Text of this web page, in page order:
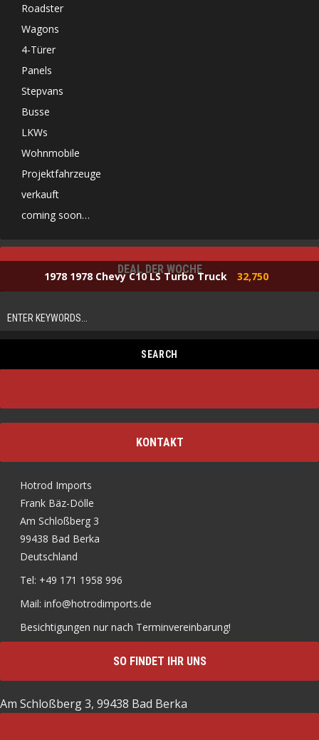
Roadster
Wagons
4-Türer
Panels
Stepvans
Busse
LKWs
Wohnmobile
Projektfahrzeuge
verkauft
coming soon…
DEAL DER WOCHE
1978 1978 Chevy C10 LS Turbo Truck 32,750
KONTAKT
Hotrod Imports
Frank Bäz-Dölle
Am Schloßberg 3
99438 Bad Berka
Deutschland
Tel: +49 171 1958 996
Mail: info@hotrodimports.de
Besichtigungen nur nach Terminvereinbarung!
SO FINDET IHR UNS
Am Schloßberg 3, 99438 Bad Berka